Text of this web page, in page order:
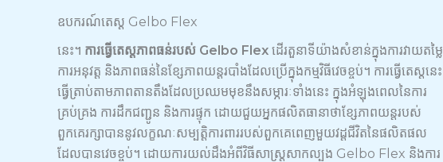
ឧបករណ៍តេស្ត Gelbo Flex
នេះ។ ការធ្វើតេស្តភាពធន់របស់ Gelbo Flex ដើរតួនាទីយ៉ាងសំខាន់ក្នុងការវាយតម្លៃ
ការអនុវត្ត និងភាពធន់នៃខ្សែភាពយន្តរបាំងដែលប្រើក្នុងកម្មវិធីវេចខ្ចប់។ ការធ្វើតេស្តនេះ
ធ្វើត្រាប់តាមភាពតានតឹងដែលប្រឈមមុខនឹងសម្ភារៈទាំងនេះ ក្នុងអំឡុងពេលនៃការ
គ្រប់គ្រង ការដឹកជញ្ជូន និងការផ្ទុក ដោយជួយអ្នកផលិតធានាថាខ្សែភាពយន្តរបស់
ពួកគេរក្សាបាននូវលក្ខណៈសម្បត្តិការពាររបស់ពួកគេពេញមួយវដ្តជីវិតនៃផលិតផល
ដែលបានវេចខ្ចប់។ ដោយការយល់ដឹងអំពីវិធីសាស្ត្រសាកល្បង Gelbo Flex និងការ